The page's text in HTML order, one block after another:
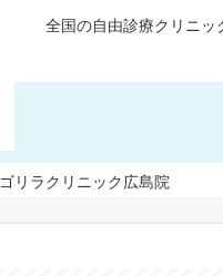
全国の自由診療クリニッ
ゴリラクリニック広島院